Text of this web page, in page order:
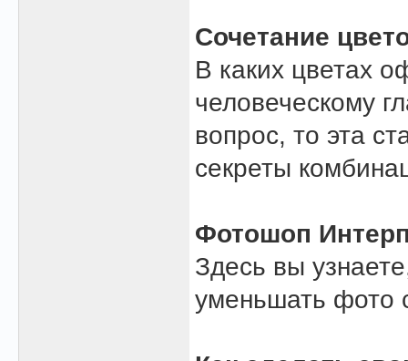
Сочетание
В каких цветах
человеческому
вопрос, то эта
секреты
Фотошоп
Здесь вы
уменьшать фото